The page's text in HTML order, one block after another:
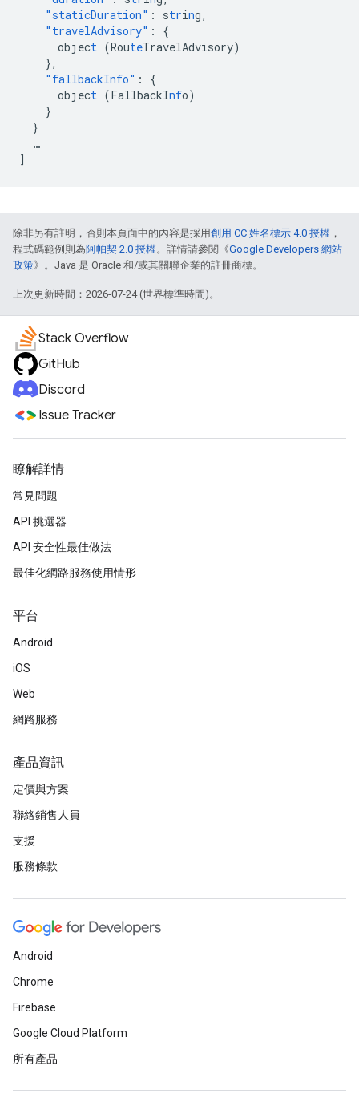
"staticDuration" : string,
"travelAdvisory" :
{
object (RouteTravelAdvisory)
},
"fallbackInfo" :
{
object (FallbackInfo)
}
}
…
]
除非另有註明，否則本頁面中的內容是採用創用 CC 姓名標示 4.0 授權 ，
程式碼範例則為阿帕契 2.0 授權。詳情請參閱《Google Developers 網站
政策》。Java 是 Oracle 和/或其關聯企業的註冊商標。
上次更新時間：2026-07-24 (世界標準時間)。
Stack Overflow
GitHub
Discord
Issue Tracker
瞭解詳情
常見問題
API 挑選器
API 安全性最佳做法
最佳化網路服務使用情形
平台
Android
iOS
Web
網路服務
產品資訊
定價與方案
聯絡銷售人員
支援
服務條款
Android
Chrome
Firebase
Google Cloud Platform
所有產品